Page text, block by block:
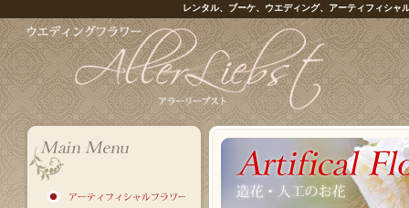
レンタル、ブーケ、ウエディング、アーティフィシャ